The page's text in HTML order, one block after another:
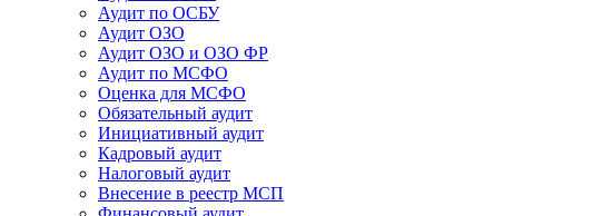
Аудит по ОСБУ
Аудит ОЗО
Аудит ОЗО и ОЗО ФР
Аудит по МСФО
Оценка для МСФО
Обязательный аудит
Инициативный аудит
Кадровый аудит
Налоговый аудит
Внесение в реестр МСП